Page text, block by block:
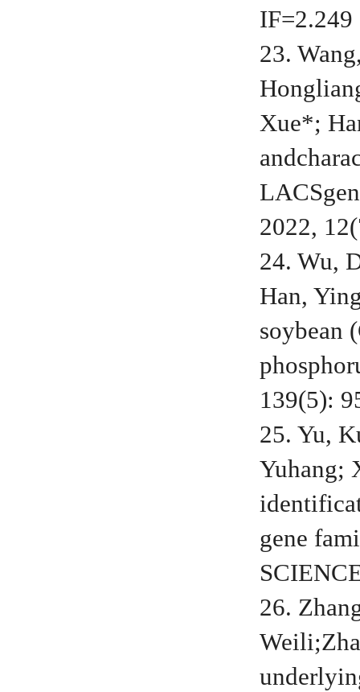
IF=2.249
23.
Xue*;
2022,
24. Wu,
Han,
soybean
139(5):
25. Yu,
Yuhang;
gene
26.